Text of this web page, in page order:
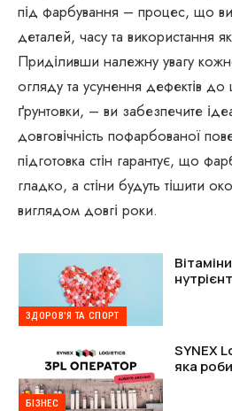
під фарбування – процес, що
деталей, часу та використання
Приділивши належну увагу
огляду та усунення дефектів до
ґрунтовки, – ви забезпечите
довговічність пофарбованої
підготовка стін гарантує, що
гладко, а стіни будуть тішити
виглядом довгі роки.
ЗДОРОВ'Я ТА СПОРТ
БІЗНЕС
SYNEX
яка